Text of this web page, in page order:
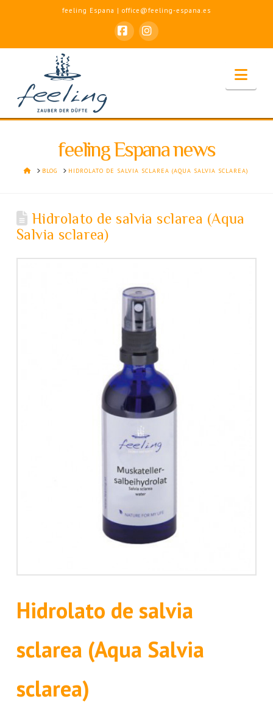
feeling Espana | office@feeling-espana.es
FacebookInstagram
feeling Espana news
HOMEBLOG HIDROLATO DE SALVIA SCLAREA (AQUA SALVIA SCLAREA)
Hidrolato de salvia sclarea (Aqua
Salvia sclarea)
Hidrolato de salvia
sclarea (Aqua Salvia
sclarea)